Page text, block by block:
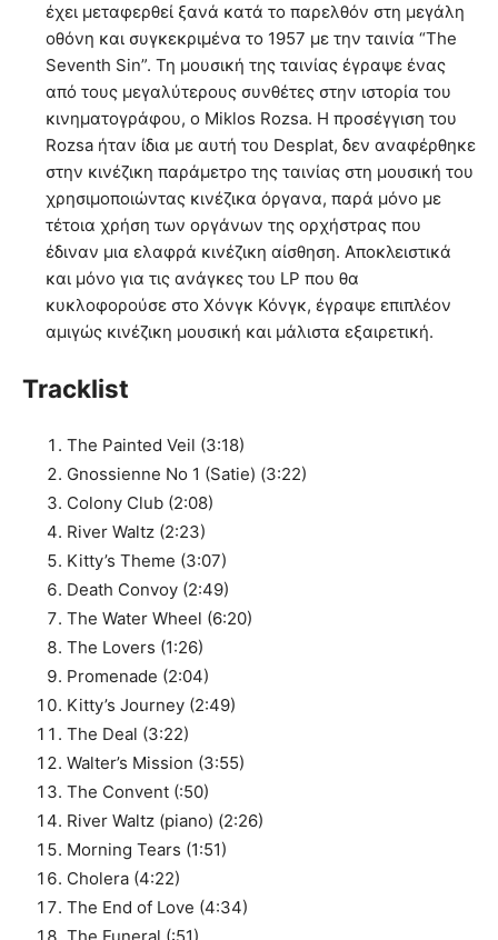
έχει μεταφερθεί ξανά κατά το παρελθόν στη μεγάλη
οθόνη και συγκεκριμένα το 1957 με την ταινία “The
Seventh Sin”. Τη μουσική της ταινίας έγραψε ένας
από τους μεγαλύτερους συνθέτες στην ιστορία του
κινηματογράφου, ο Miklos Rozsa. Η προσέγγιση του
Rozsa ήταν ίδια με αυτή του Desplat, δεν αναφέρθηκε
στην κινέζικη παράμετρο της ταινίας στη μουσική του
χρησιμοποιώντας κινέζικα όργανα, παρά μόνο με
τέτοια χρήση των οργάνων της ορχήστρας που
έδιναν μια ελαφρά κινέζικη αίσθηση. Αποκλειστικά
και μόνο για τις ανάγκες του LP που θα
κυκλοφορούσε στο Χόνγκ Κόνγκ, έγραψε επιπλέον
αμιγώς κινέζικη μουσική και μάλιστα εξαιρετική.
Tracklist
The Painted Veil (3:18)
Gnossienne No 1 (Satie) (3:22)
Colony Club (2:08)
River Waltz (2:23)
Kitty’s Theme (3:07)
Death Convoy (2:49)
The Water Wheel (6:20)
The Lovers (1:26)
Promenade (2:04)
Kitty’s Journey (2:49)
The Deal (3:22)
Walter’s Mission (3:55)
The Convent (:50)
River Waltz (piano) (2:26)
Morning Tears (1:51)
Cholera (4:22)
The End of Love (4:34)